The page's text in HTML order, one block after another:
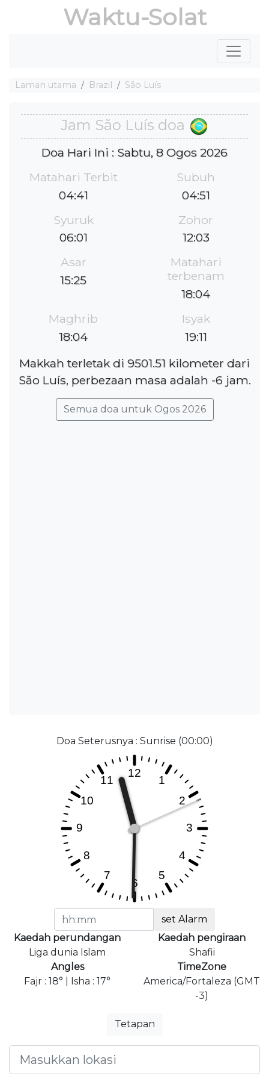
Waktu-Solat
Laman utama Brazil São Luís
Jam São Luís doa
Doa Hari Ini : Sabtu, 8 Ogos 2026
Matahari Terbit
04:41
Subuh
04:51
Syuruk
06:01
Zohor
12:03
Asar
15:25
Matahari
terbenam
18:04
Maghrib
18:04
Isyak
19:11
Makkah terletak di 9501.51 kilometer dari
São Luís, perbezaan masa adalah -6 jam.
Semua doa untuk Ogos 2026
Doa Seterusnya : Sunrise (00:00)
set Alarm
Kaedah perundangan
Liga dunia Islam
Kaedah pengiraan
Shafii
Angles
Fajr : 18° | Isha : 17°
TimeZone
America/Fortaleza (GMT
-3)
Tetapan